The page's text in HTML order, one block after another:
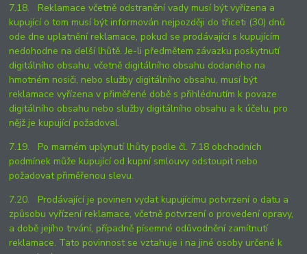
7.18. Reklamace včetně odstranění vady musí být vyřízena a
kupující o tom musí být informován nejpozději do třiceti (30) dnů
ode dne uplatnění reklamace, pokud se prodávající s kupujícím
nedohodne na delší lhůtě. Je-li předmětem závazku poskytnutí
digitálního obsahu, včetně digitálního obsahu dodaného na
hmotném nosiči, nebo služby digitálního obsahu, musí být
reklamace vyřízena v přiměřené době s přihlédnutím k povaze
digitálního obsahu nebo služby digitálního obsahu a k účelu, pro
nějž je kupující požadoval.
7.19. Po marném uplynutí lhůty podle čl. 7.18 obchodních
podmínek může kupující od kupní smlouvy odstoupit nebo
požadovat přiměřenou slevu.
7.20. Prodávající je povinen vydat kupujícímu potvrzení o datu a
způsobu vyřízení reklamace, včetně potvrzení o provedení opravy,
a době jejího trvání, případně písemné odůvodnění zamítnutí
reklamace. Tato povinnost se vztahuje i na jiné osoby určené k